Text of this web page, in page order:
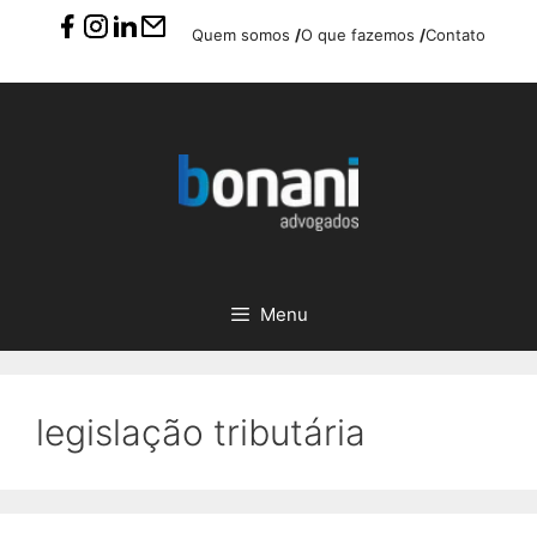
Quem somos /O que fazemos /Contato
Menu
legislação tributária